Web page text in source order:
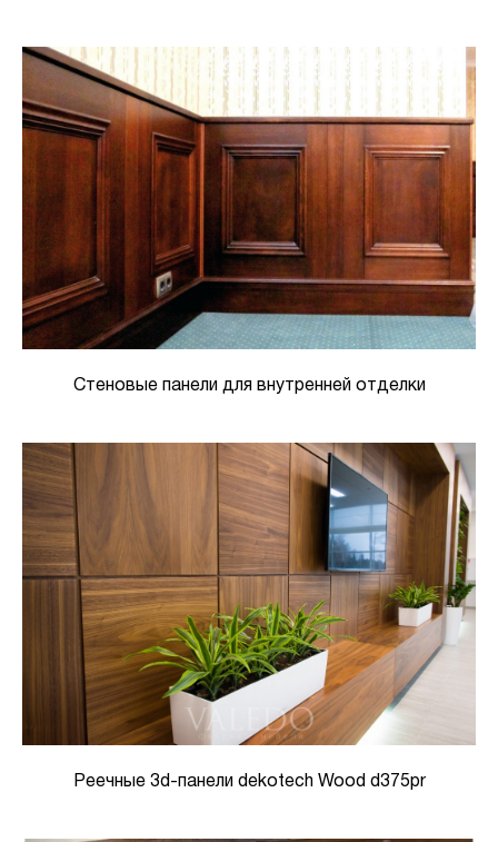
Стеновые панели для внутренней отделки
Реечные 3d-панели dekotech Wood d375pr